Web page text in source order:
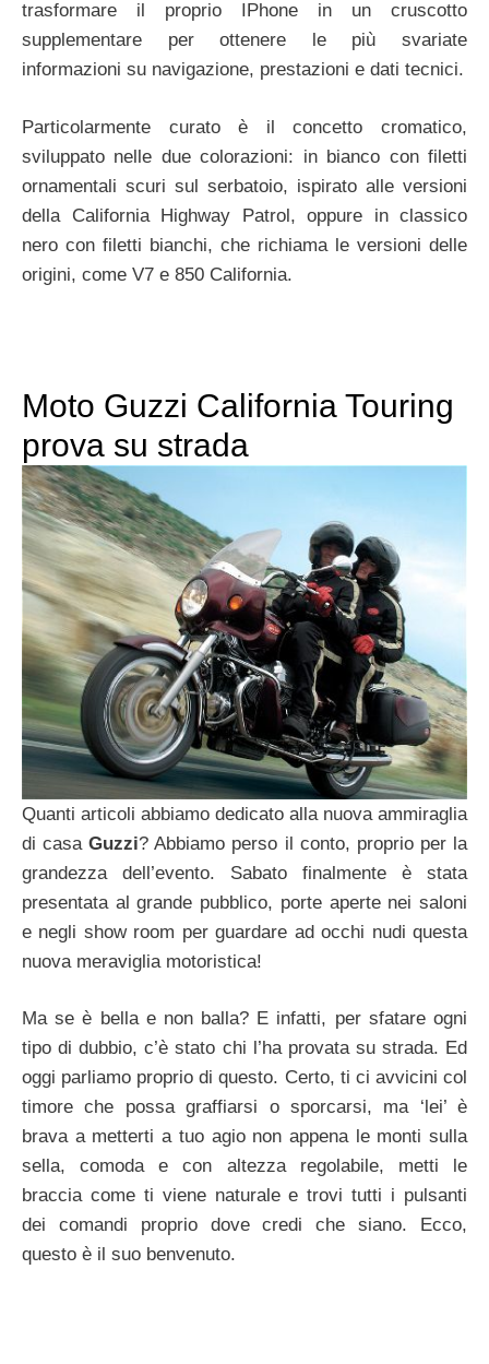
trasformare il proprio IPhone in un cruscotto
supplementare per ottenere le più svariate
informazioni su navigazione, prestazioni e dati tecnici.
Particolarmente curato è il concetto cromatico,
sviluppato nelle due colorazioni: in bianco con filetti
ornamentali scuri sul serbatoio, ispirato alle versioni
della California Highway Patrol, oppure in classico
nero con filetti bianchi, che richiama le versioni delle
origini, come V7 e 850 California.
Moto Guzzi California Touring
prova su strada
Quanti articoli abbiamo dedicato alla nuova ammiraglia
di casaGuzzi? Abbiamo perso il conto, proprio per la
grandezza dell’evento. Sabato finalmente è stata
presentata al grande pubblico, porte aperte nei saloni
e negli show room per guardare ad occhi nudi questa
nuova meraviglia motoristica!
Ma se è bella e non balla? E infatti, per sfatare ogni
tipo di dubbio, c’è stato chi l’ha provata su strada. Ed
oggi parliamo proprio di questo. Certo, ti ci avvicini col
timore che possa graffiarsi o sporcarsi, ma ‘lei’ è
brava a metterti a tuo agio non appena le monti sulla
sella, comoda e con altezza regolabile, metti le
braccia come ti viene naturale e trovi tutti i pulsanti
dei comandi proprio dove credi che siano. Ecco,
questo è il suo benvenuto.